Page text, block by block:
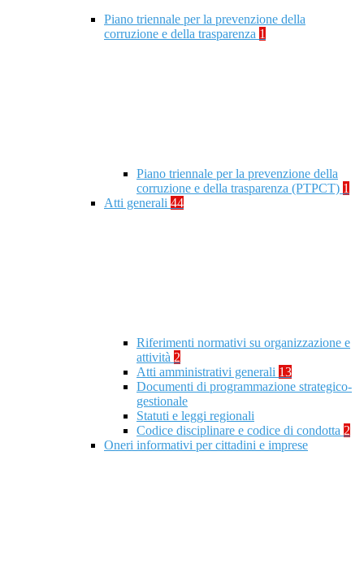
Piano triennale per la prevenzione della
corruzione e della trasparenza 1
Piano triennale per la prevenzione della
corruzione e della trasparenza (PTPCT) 1
Atti generali 44
Riferimenti normativi su organizzazione e
attività 2
Atti amministrativi generali 13
Documenti di programmazione strategico-
gestionale
Statuti e leggi regionali
Codice disciplinare e codice di condotta 2
Oneri informativi per cittadini e imprese